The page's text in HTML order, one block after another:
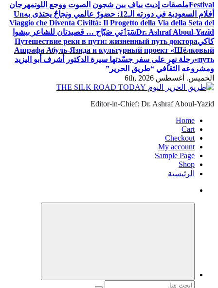
Festivalملصقات إديث بياف بين شجون الصوت ووجع اللونمهرجان
أفلام السعودية في دورته الـ12: حضورٌ عالمي ونجاحٌ يحتذى به
Un
Viaggio che Diventa Civiltà: Il Progetto della Via della Seta del
Dr. Ashraf Aboul-Yazidسَيَٲتي صَبّاح … قصيدتان للشاعر بيشوا
كاكيПутешествие реки в пути: жизненный путь доктора
Ашрафа Абуль-Язида и культурный проект «Шёлковый
путь» رحلة نهرٍ على سفر جسّدتها سيرة الدكتور أشرف أبو اليزيد
ومشروعه الثقافي “طريق الحرير”
الخميس. أغسطس 6th, 2026
Editor-in-Chief: Dr. Ashraf Aboul-Yazid
Home
Cart
Checkout
My account
Sample Page
Shop
الرئيسية
البحث